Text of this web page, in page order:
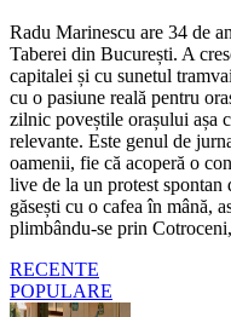
Radu Marinescu are 34 de
Taberei din București. A
capitalei și cu sunetul
cu o pasiune reală pentru
zilnic poveștile orașului așa
relevante. Este genul de
oamenii, fie că acoperă o
live de la un protest
găsești cu o cafea în mână,
plimbându-se prin
RECENTE
POPULARE